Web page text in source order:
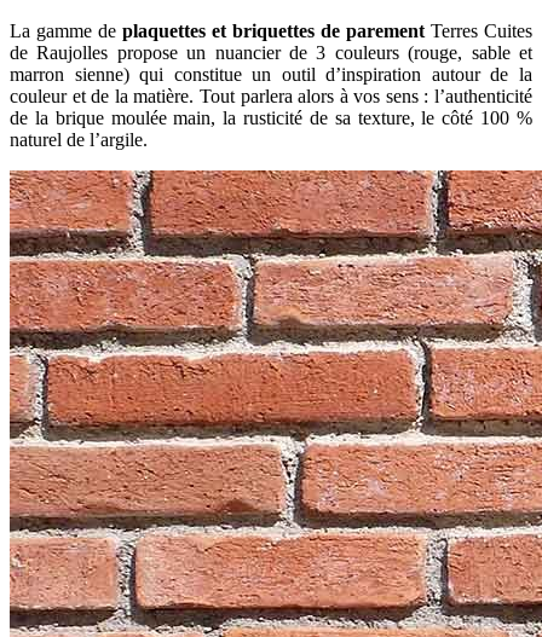
La gamme de plaquettes et briquettes de parement Terres Cuites
de Raujolles propose un nuancier de 3 couleurs (rouge, sable et
marron sienne) qui constitue un outil d’inspiration autour de la
couleur et de la matière. Tout parlera alors à vos sens : l’authenticité
de la brique moulée main, la rusticité de sa texture, le côté 100 %
naturel de l’argile.